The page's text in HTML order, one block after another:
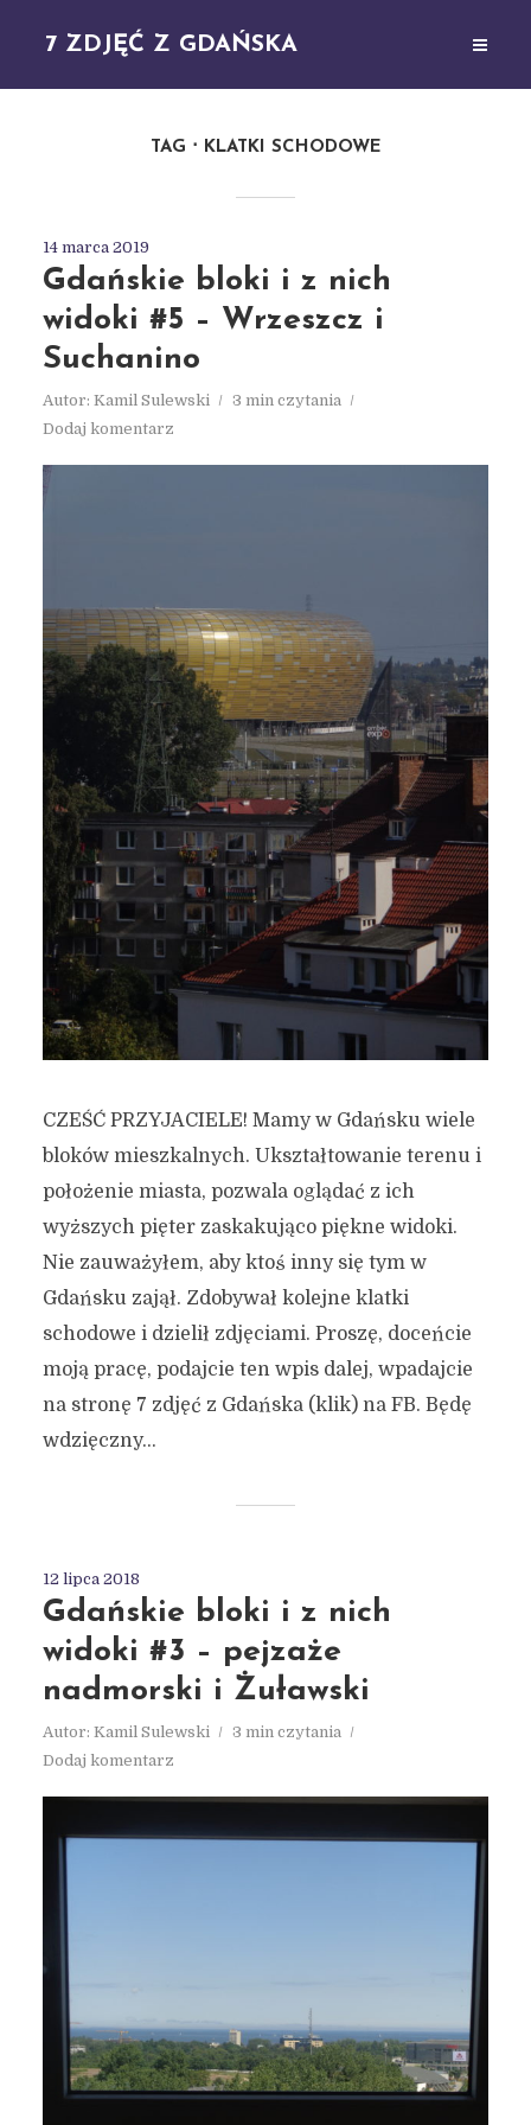
7 ZDJĘĆ Z GDAŃSKA
TAG KLATKI SCHODOWE
14 marca 2019
Gdańskie bloki i z nich
widoki #5 – Wrzeszcz i
Suchanino
Autor: Kamil Sulewski
3 min czytania
Dodaj komentarz
CZEŚĆ PRZYJACIELE! Mamy w Gdańsku wiele
bloków mieszkalnych. Ukształtowanie terenu i
położenie miasta, pozwala oglądać z ich
wyższych pięter zaskakująco piękne widoki.
Nie zauważyłem, aby ktoś inny się tym w
Gdańsku zajął. Zdobywał kolejne klatki
schodowe i dzielił zdjęciami. Proszę, doceńcie
moją pracę, podajcie ten wpis dalej, wpadajcie
na stronę 7 zdjęć z Gdańska (klik) na FB. Będę
wdzięczny...
12 lipca 2018
Gdańskie bloki i z nich
widoki #3 – pejzaże
nadmorski i Żuławski
Autor: Kamil Sulewski
3 min czytania
Dodaj komentarz